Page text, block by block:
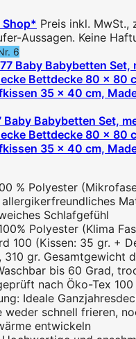
Shop* Preis inkl. MwSt.,
Aussagen. Keine
6
Baby Babybetten Set,
Bettdecke 80 x 80
35 x 40 cm,
% Polyester
Schlafgefühl
Polyester (Klima
100 (Kissen: 35 gr. +
310 gr. Gesamtgewicht
bis 60 Grad,
nach Öko-Tex 100
Ideale
weder schnell frieren,
entwickeln